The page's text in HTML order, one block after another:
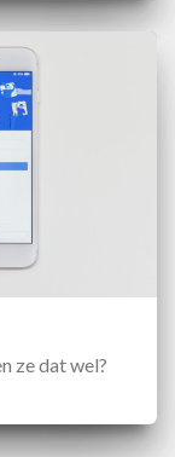
ze dat wel?